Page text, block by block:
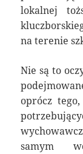
lokalnej
na terenie
Nie są to
oprócz
samym